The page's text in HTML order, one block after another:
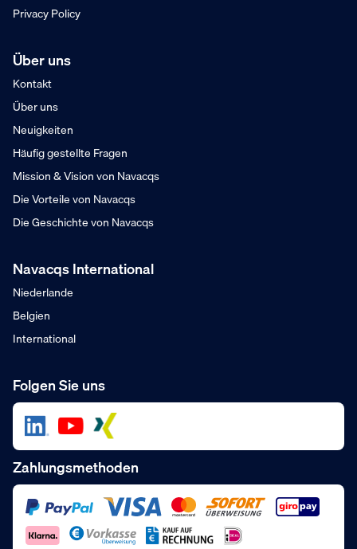
Privacy Policy
Über uns
Kontakt
Über uns
Neuigkeiten
Häufig gestellte Fragen
Mission & Vision von Navacqs
Die Vorteile von Navacqs
Die Geschichte von Navacqs
Navacqs International
Niederlande
Belgien
International
Folgen Sie uns
Zahlungsmethoden